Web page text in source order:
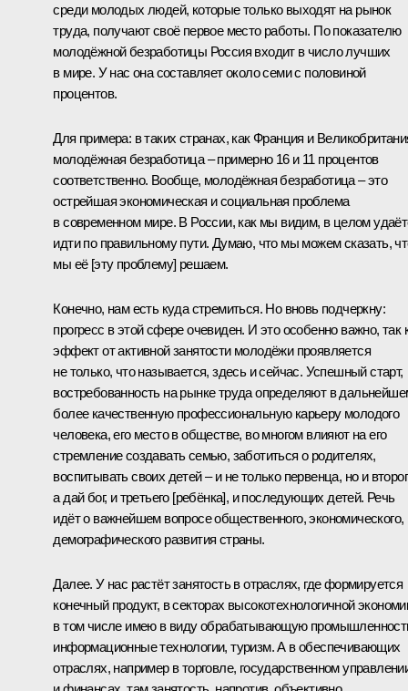
среди молодых людей, которые только выходят на рынок
труда, получают своё первое место работы. По показателю
молодёжной безработицы Россия входит в число лучших
в мире. У нас она составляет около семи с половиной
процентов.
Для примера: в таких странах, как Франция и
молодёжная безработица – примерно 16 и 11 процентов
соответственно. Вообще, молодёжная безработица – это
острейшая экономическая и социальная проблема
в современном мире. В России, как мы видим, в целом
идти по правильному пути. Думаю, что мы можем сказать,
мы её [эту проблему] решаем.
Конечно, нам есть куда стремиться. Но вновь подчеркну:
прогресс в этой сфере очевиден. И это особенно важно, так
эффект от активной занятости молодёжи проявляется
не только, что называется, здесь и сейчас. Успешный старт,
востребованность на рынке труда определяют в
более качественную профессиональную карьеру молодого
человека, его место в обществе, во многом влияют на его
стремление создавать семью, заботиться о родителях,
воспитывать своих детей – и не только первенца, но и
а дай бог, и третьего [ребёнка], и последующих детей. Речь
идёт о важнейшем вопросе общественного, экономического,
демографического развития страны.
Далее. У нас растёт занятость в отраслях, где формируется
конечный продукт, в секторах высокотехнологичной
в том числе имею в виду обрабатывающую
информационные технологии, туризм. А в обеспечивающих
отраслях, например в торговле, государственном